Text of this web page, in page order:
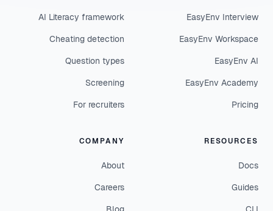
EasyEnv Interview
EasyEnv Workspace
EasyEnv AI
EasyEnv Academy
Pricing
AI Literacy framework
Cheating detection
Question types
Screening
For recruiters
RESOURCES
Docs
Guides
COMPANY
About
Careers